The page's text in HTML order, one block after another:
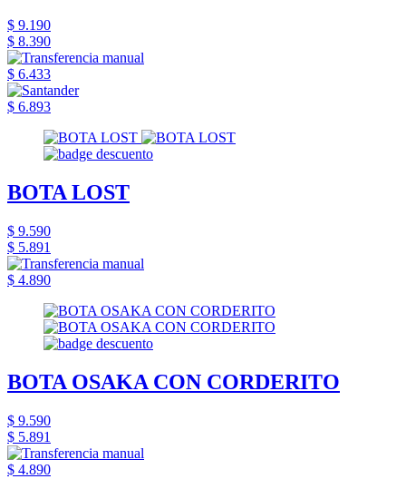
$ 9.190
$ 8.390
$ 6.433
$ 6.893
BOTA LOST
$ 9.590
$ 5.891
$ 4.890
BOTA OSAKA CON CORDERITO
$ 9.590
$ 5.891
$ 4.890